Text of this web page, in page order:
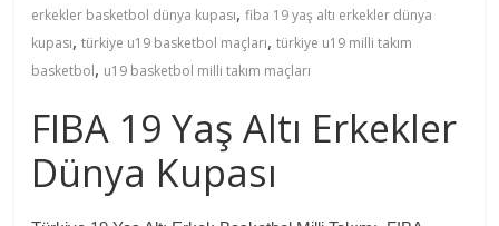
erkekler basketbol dünya kupası,fiba 19 yaş altı erkekler dünya
kupası,türkiye u19 basketbol maçları,türkiye u19 milli takım
basketbol, u19 basketbol milli takım maçları
FIBA 19 Yaş Altı Erkekler
Dünya Kupası